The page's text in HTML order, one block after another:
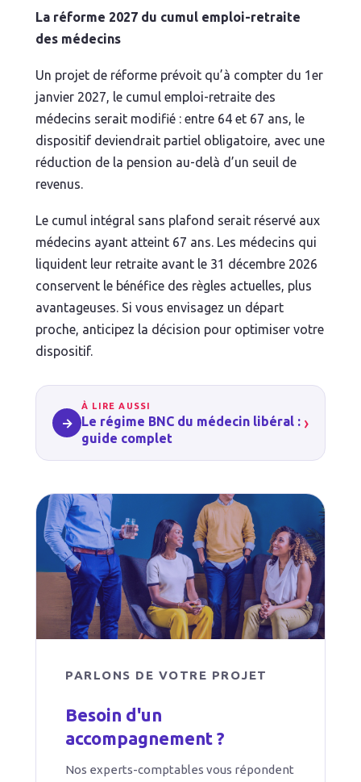
La réforme 2027 du cumul emploi-retraite
des médecins
Un projet de réforme prévoit qu’à compter du 1er
janvier 2027, le cumul emploi-retraite des
médecins serait modifié : entre 64 et 67 ans, le
dispositif deviendrait partiel obligatoire, avec une
réduction de la pension au-delà d’un seuil de
revenus.
Le cumul intégral sans plafond serait réservé aux
médecins ayant atteint 67 ans. Les médecins qui
liquident leur retraite avant le 31 décembre 2026
conservent le bénéfice des règles actuelles, plus
avantageuses. Si vous envisagez un départ
proche, anticipez la décision pour optimiser votre
dispositif.
→
À LIRE AUSSI
Le régime BNC du médecin libéral :
guide complet
›
PARLONS DE VOTRE PROJET
Besoin d'un
accompagnement ?
Nos experts-comptables vous répondent